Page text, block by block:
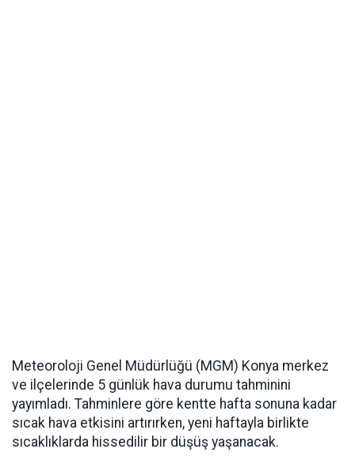
Meteoroloji Genel Müdürlüğü (MGM) Konya merkez
ve ilçelerinde 5 günlük hava durumu tahminini
yayımladı. Tahminlere göre kentte hafta sonuna kadar
sıcak hava etkisini artırırken, yeni haftayla birlikte
sıcaklıklarda hissedilir bir düşüş yaşanacak.